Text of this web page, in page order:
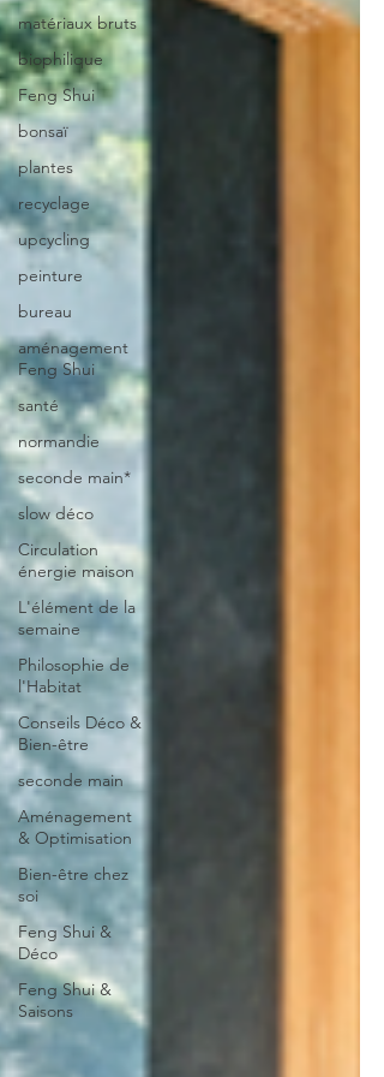
matériaux bruts
biophilique
Feng Shui
bonsaï
plantes
recyclage
upcycling
peinture
bureau
aménagement
Feng Shui
santé
normandie
seconde main*
slow déco
Circulation
énergie maison
L'élément de la
semaine
Philosophie de
l'Habitat
Conseils Déco &
Bien-être
seconde main
Aménagement
& Optimisation
Bien-être chez
soi
Feng Shui &
Déco
Feng Shui &
Saisons